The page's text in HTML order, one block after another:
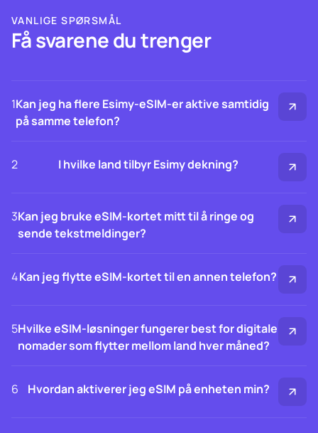
VANLIGE SPØRSMÅL
Få svarene du trenger
1Kan jeg ha flere Esimy-eSIM-er aktive samtidig
på samme telefon?
2 I hvilke land tilbyr Esimy dekning?
3Kan jeg bruke eSIM-kortet mitt til å ringe og
sende tekstmeldinger?
4Kan jeg flytte eSIM-kortet til en annen telefon?
5Hvilke eSIM-løsninger fungerer best for digitale
nomader som flytter mellom land hver måned?
6 Hvordan aktiverer jeg eSIM på enheten min?